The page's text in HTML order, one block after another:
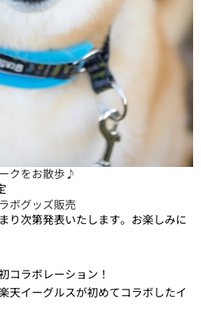
クをお散歩♪
ボグッズ販売
り次第発表いたします。お楽しみに
コラボレーション！
天イーグルスが初めてコラボしたイ